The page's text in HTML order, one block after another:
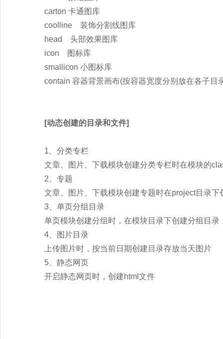
carton 卡通图库
coolline 装饰分割线图库
head 头部效果图库
icon 图标库
smallicon 小图标库
contain 容器背景画布(按容器宽度分别放在各子目
[动态创建的目录和文件]
1、分类专栏
文章、图片、下载模块创建分类专栏时在模块的
2、专题
文章、图片、下载模块创建专题时在project目录下
3、单页分组目录
单页模块创建分组时，在模块目录下创建分组目录
4、图片目录
上传图片时，按当前日期创建目录存放当天图片
5、静态网页
开启静态网页时，创建html文件